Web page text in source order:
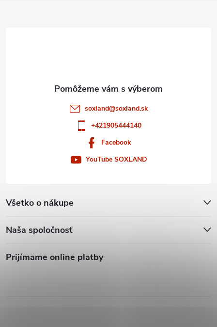
soxland@soxland.sk
+421905444140
Facebook
YouTube SOXLAND
Všetko o nákupe
Naša spoločnosť
Prijímame online platby